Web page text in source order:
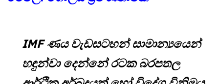
IMF ණය වැඩසටහන් සාමාන්‍යයෙන්
හඳුන්වා දෙන්නේ රටක බරපතල